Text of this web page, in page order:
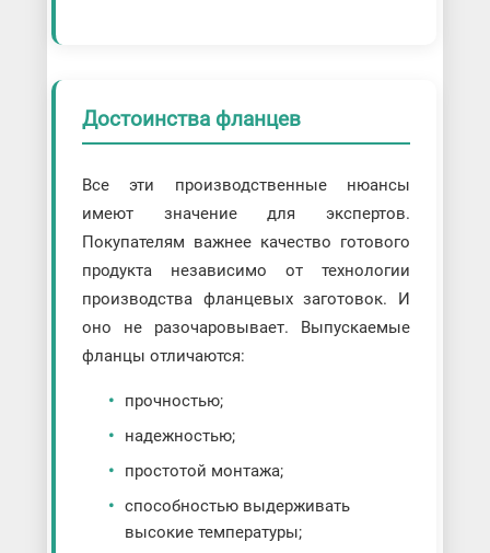
Достоинства фланцев
Все эти производственные нюансы
имеют значение для экспертов.
Покупателям важнее качество готового
продукта независимо от технологии
производства фланцевых заготовок. И
оно не разочаровывает. Выпускаемые
фланцы отличаются:
прочностью;
надежностью;
простотой монтажа;
способностью выдерживать
высокие температуры;